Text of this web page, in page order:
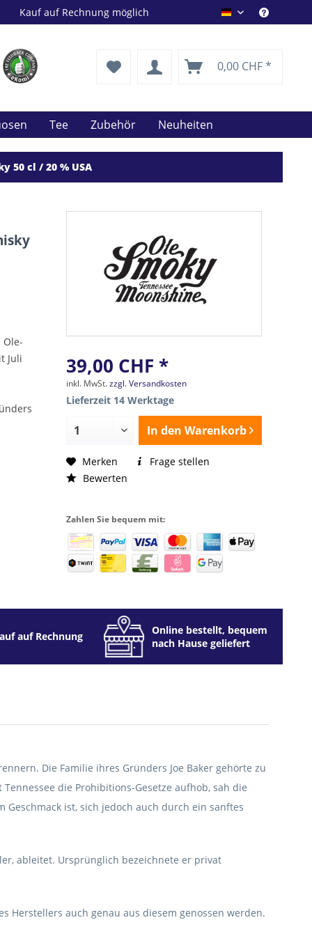
Kauf auf Rechnung möglich Drink Shop DE
0,00 CHF *
Tee Zubehör Neuheiten
50 cl / 20 % USA
Ole-
Juli
39,00 CHF *
inkl. MwSt.zzgl. Versandkosten
Lieferzeit 14 Werktage
In den Warenkorb
Merken
Bewerten
Frage stellen
Zahlen Sie bequem mit:
auf Rechnung
Online bestellt, bequem
nach Hause geliefert
Die Familie ihres Gründers Joe Baker gehörte zu
die Prohibitions-Gesetze aufhob, sah die
ist, sich jedoch auch durch ein sanftes
ableitet. Ursprünglich bezeichnete er privat
Herstellers auch genau aus diesem genossen werden.